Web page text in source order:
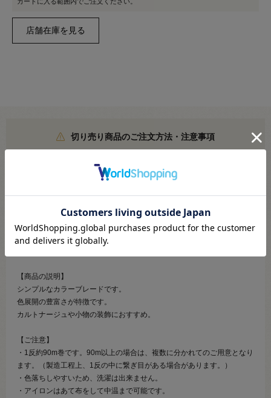
切り売り商品のご注文方法・注意事項
こちらより必ずご確認ください
●サイズ：約7mm
●素材：ポリエステル100%
【商品の説明】
シンプルなカラーブレードです。
色展開の豊富さが特徴です。
カルトナージュや小物の装飾におすすめ。
【ご注意】
・1反約90m巻です。90m以上の場合は、複数に分かれてのご用意となり
ます。（製造工程上、1反の中に繋ぎ目がある場合があります。）
・色落ちしやすいため、洗濯は出来ません。
・アイロンはあて布をして中温まで可能です。